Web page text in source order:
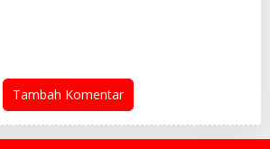
Tambah Komentar